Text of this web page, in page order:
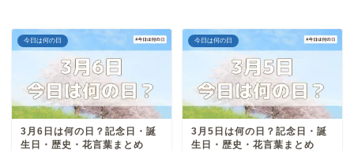
今日は何の日
3月6日は何の日？記念日・誕
生日・歴史・花言葉まとめ
今日は何の日
3月5日は何の日？記念日・誕
生日・歴史・花言葉まとめ